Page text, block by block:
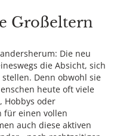
Großeltern
Die neu
die Absicht, sich
Denn obwohl sie
heute oft viele
Hobbys oder
für einen vollen
auch diese aktiven